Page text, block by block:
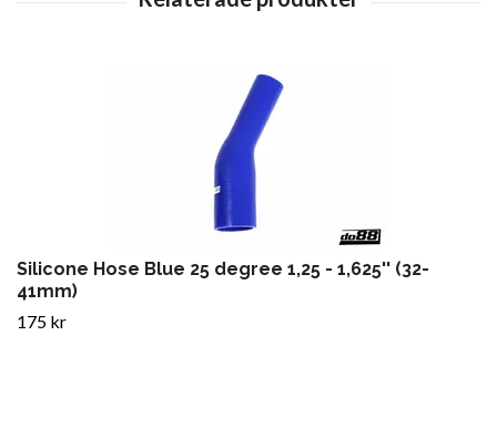
Silicone Hose Blue 25 degree 1,25 - 1,625'' (32-
41mm)
175 kr